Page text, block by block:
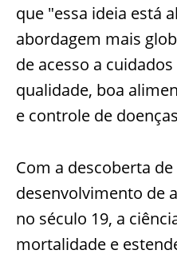
que "essa ideia está
abordagem mais
de acesso a
qualidade, boa
e controle de
Com a descoberta
desenvolvimento de
no século 19, a
mortalidade e